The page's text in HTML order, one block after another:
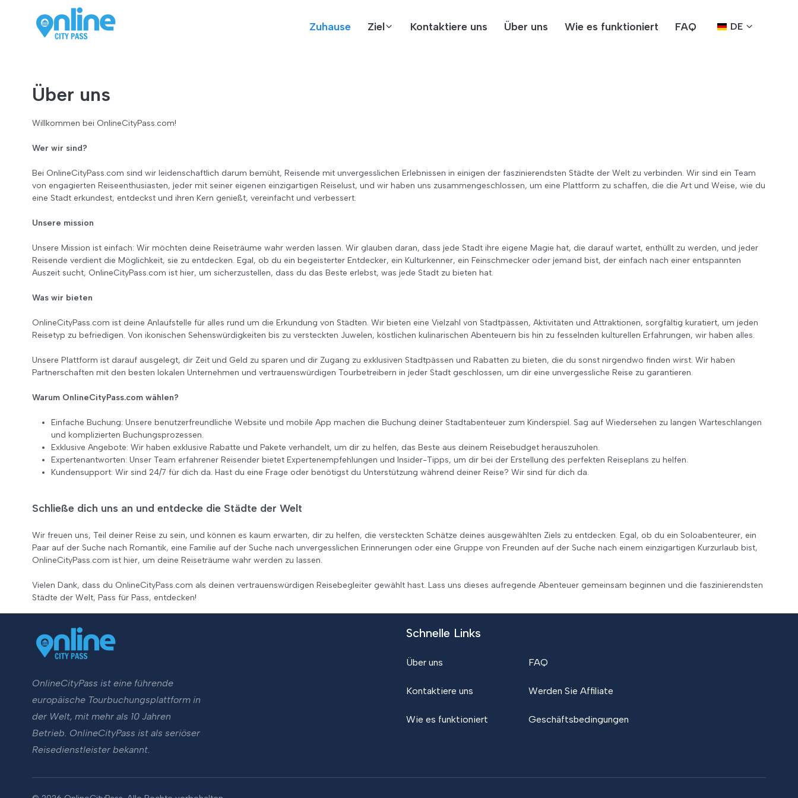
Zuhause Ziel Kontaktiere uns Über uns Wie es funktioniert FAQ DE
Über uns
Willkommen bei OnlineCityPass.com!
Wer wir sind?
Bei OnlineCityPass.com sind wir leidenschaftlich darum bemüht, Reisende mit unvergesslichen Erlebnissen in einigen der faszinierendsten Städte der Welt zu verbinden. Wir sind ein Team
von engagierten Reiseenthusiasten, jeder mit seiner eigenen einzigartigen Reiselust, und wir haben uns zusammengeschlossen, um eine Plattform zu schaffen, die die Art und Weise, wie du
eine Stadt erkundest, entdeckst und ihren Kern genießt, vereinfacht und verbessert.
Unsere mission
Unsere Mission ist einfach: Wir möchten deine Reiseträume wahr werden lassen. Wir glauben daran, dass jede Stadt ihre eigene Magie hat, die darauf wartet, enthüllt zu werden, und jeder
Reisende verdient die Möglichkeit, sie zu entdecken. Egal, ob du ein begeisterter Entdecker, ein Kulturkenner, ein Feinschmecker oder jemand bist, der einfach nach einer entspannten
Auszeit sucht, OnlineCityPass.com ist hier, um sicherzustellen, dass du das Beste erlebst, was jede Stadt zu bieten hat.
Was wir bieten
OnlineCityPass.com ist deine Anlaufstelle für alles rund um die Erkundung von Städten. Wir bieten eine Vielzahl von Stadtpässen, Aktivitäten und Attraktionen, sorgfältig kuratiert, um jeden
Reisetyp zu befriedigen. Von ikonischen Sehenswürdigkeiten bis zu versteckten Juwelen, köstlichen kulinarischen Abenteuern bis hin zu fesselnden kulturellen Erfahrungen, wir haben alles.
Unsere Plattform ist darauf ausgelegt, dir Zeit und Geld zu sparen und dir Zugang zu exklusiven Stadtpässen und Rabatten zu bieten, die du sonst nirgendwo finden wirst. Wir haben
Partnerschaften mit den besten lokalen Unternehmen und vertrauenswürdigen Tourbetreibern in jeder Stadt geschlossen, um dir eine unvergessliche Reise zu garantieren.
Warum OnlineCityPass.com wählen?
Einfache Buchung: Unsere benutzerfreundliche Website und mobile App machen die Buchung deiner Stadtabenteuer zum Kinderspiel. Sag auf Wiedersehen zu langen Warteschlangen
und komplizierten Buchungsprozessen.
Exklusive Angebote: Wir haben exklusive Rabatte und Pakete verhandelt, um dir zu helfen, das Beste aus deinem Reisebudget herauszuholen.
Expertenantworten: Unser Team erfahrener Reisender bietet Expertenempfehlungen und Insider-Tipps, um dir bei der Erstellung des perfekten Reiseplans zu helfen.
Kundensupport: Wir sind 24/7 für dich da. Hast du eine Frage oder benötigst du Unterstützung während deiner Reise? Wir sind für dich da.
Schließe dich uns an und entdecke die Städte der Welt
Wir freuen uns, Teil deiner Reise zu sein, und können es kaum erwarten, dir zu helfen, die versteckten Schätze deines ausgewählten Ziels zu entdecken. Egal, ob du ein Soloabenteurer, ein
Paar auf der Suche nach Romantik, eine Familie auf der Suche nach unvergesslichen Erinnerungen oder eine Gruppe von Freunden auf der Suche nach einem einzigartigen Kurzurlaub bist,
OnlineCityPass.com ist hier, um deine Reiseträume wahr werden zu lassen.
Vielen Dank, dass du OnlineCityPass.com als deinen vertrauenswürdigen Reisebegleiter gewählt hast. Lass uns dieses aufregende Abenteuer gemeinsam beginnen und die faszinierendsten
Städte der Welt, Pass für Pass, entdecken!
OnlineCityPass ist eine führende
europäische Tourbuchungsplattform in
der Welt, mit mehr als 10 Jahren
Betrieb. OnlineCityPass ist als seriöser
Reisedienstleister bekannt.
Schnelle Links
Über uns
Kontaktiere uns
Wie es funktioniert
FAQ
Werden Sie Affiliate
Geschäftsbedingungen